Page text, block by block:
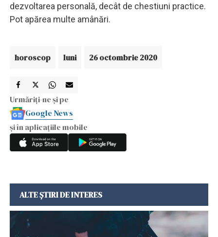
dezvoltarea personală, decât de chestiuni practice.
Pot apărea multe amânări.
horoscop luni 26 octombrie 2020
Urmăriți-ne și pe
Google News
și în aplicațiile mobile
ALTE ȘTIRI DE INTERES